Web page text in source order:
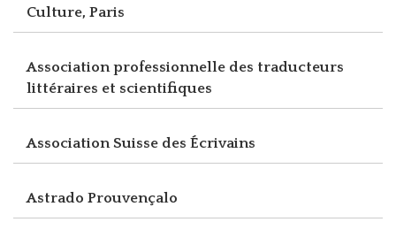
Culture, Paris
Association professionnelle des traducteurs
littéraires et scientifiques
Association Suisse des Écrivains
Astrado Prouvençalo